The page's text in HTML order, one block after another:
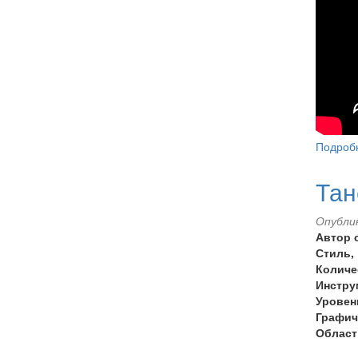
Автор
Стиль,